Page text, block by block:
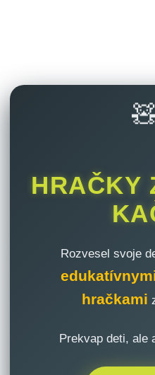
HRAČKY
Rozvesel svoje
hračkami
Prekvap deti, ale